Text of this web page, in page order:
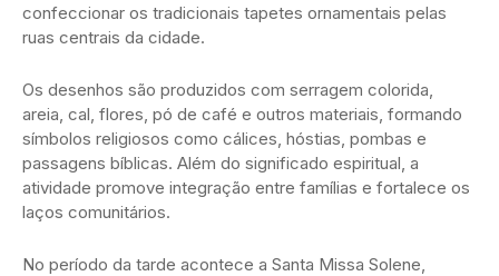
confeccionar os tradicionais tapetes ornamentais pelas
ruas centrais da cidade.
Os desenhos são produzidos com serragem colorida,
areia, cal, flores, pó de café e outros materiais, formando
símbolos religiosos como cálices, hóstias, pombas e
passagens bíblicas. Além do significado espiritual, a
atividade promove integração entre famílias e fortalece os
laços comunitários.
No período da tarde acontece a Santa Missa Solene,